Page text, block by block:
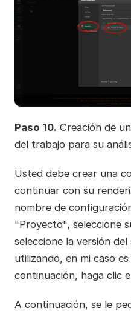
Paso 10. Creación de
del trabajo para su
Usted debe crear una
continuar con su
nombre de
"Proyecto", seleccione
seleccione la versión
utilizando, en mi caso
continuación, haga clic
A continuación, se le